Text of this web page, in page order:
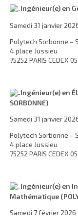
Ingénieur(e) en
Samedi 31 janvier
Polytech Sorbonne –
4 place Jussieu
75252 PARIS CEDEX 05
Ingénieur(e) en
SORBONNE)
Samedi 31 janvier
Polytech Sorbonne –
4 place Jussieu
75252 PARIS CEDEX 05
Ingénieur(e) en
Mathématique
Samedi 7 février 2026